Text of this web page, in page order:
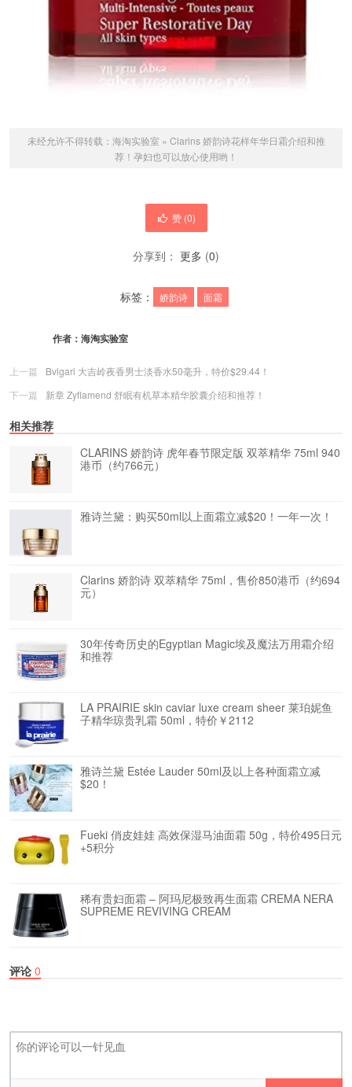
未经允许不得转载： 海淘实验室 » Clarins 娇韵诗花样年华日霜介绍和推
荐！孕妇也可以放心使用哟！
赞 (0)
分享到： 更多 (0)
标签： 娇韵诗 面霜
作者： 海淘实验室
上一篇
Bvlgari 大吉岭夜香男士淡香水50毫升，特价$29.44！
下一篇
新章 Zyflamend 舒眠有机草本精华胶囊介绍和推荐！
相关推荐
CLARINS 娇韵诗 虎年春节限定版 双萃精华 75ml 940
港币（约766元）
雅诗兰黛：购买50ml以上面霜立减$20！一年一次！
Clarins 娇韵诗 双萃精华 75ml，售价850港币（约694
元）
30年传奇历史的Egyptian Magic埃及魔法万用霜介绍
和推荐
LA PRAIRIE skin caviar luxe cream sheer 莱珀妮鱼
子精华琼贵乳霜 50ml，特价￥2112
雅诗兰黛 Estée Lauder 50ml及以上各种面霜立减
$20！
Fueki 俏皮娃娃 高效保湿马油面霜 50g，特价495日元
+5积分
稀有贵妇面霜 – 阿玛尼极致再生面霜 CREMA NERA
SUPREME REVIVING CREAM
评论 0